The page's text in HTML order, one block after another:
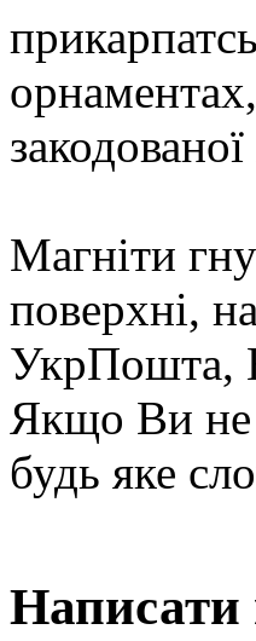
Магніти
поверхні,
УкрПошта,
Якщо Ви не
будь яке
Написати